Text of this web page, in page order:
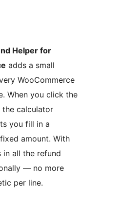
Helper for
adds a small
WooCommerce
When you click the
the calculator
you fill in a
amount. With
all the refund
— no more
per line.